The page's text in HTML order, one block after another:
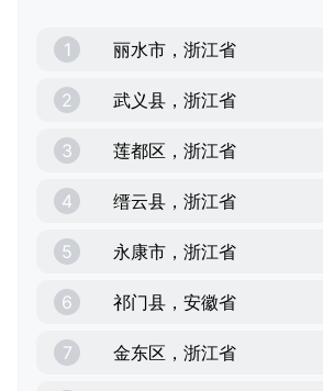
1 丽水市，浙江省
2 武义县，浙江省
3 莲都区，浙江省
4 缙云县，浙江省
5 永康市，浙江省
6 祁门县，安徽省
7 金东区，浙江省